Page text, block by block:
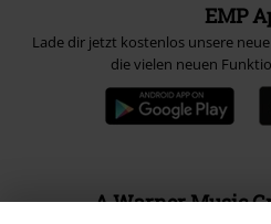
EMP
Lade dir jetzt kostenlos unsere
die vielen neuen
A Warner Music